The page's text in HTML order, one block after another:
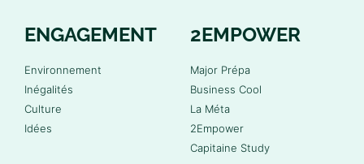
ENGAGEMENT
Environnement
Inégalités
Culture
Idées
2EMPOWER
Major Prépa
Business Cool
La Méta
2Empower
Capitaine Study